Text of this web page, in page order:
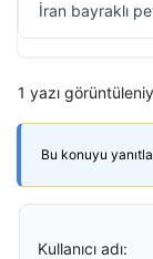
İran bayraklı
1 yazı
Bu konuyu
Kullanıcı adı: